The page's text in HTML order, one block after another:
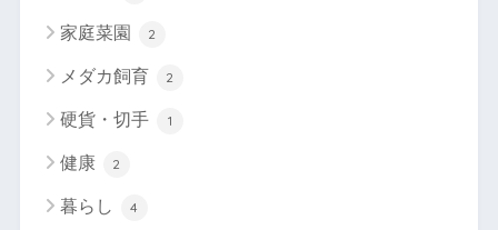
家庭菜園 2
メダカ飼育 2
硬貨・切手 1
健康 2
暮らし 4